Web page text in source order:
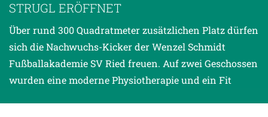
STRUGL ERÖFFNET
Über rund 300 Quadratmeter zusätzlichen Platz dürfen
sich die Nachwuchs-Kicker der Wenzel Schmidt
Fußballakademie SV Ried freuen. Auf zwei Geschossen
wurden eine moderne Physiotherapie und ein Fit